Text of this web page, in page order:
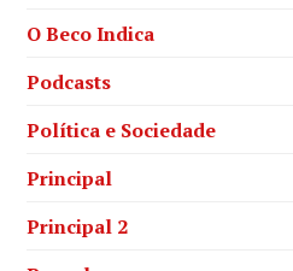
O Beco Indica
Podcasts
Política e Sociedade
Principal
Principal 2